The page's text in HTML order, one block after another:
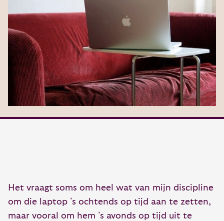
Het vraagt soms om heel wat van mijn discipline
om die laptop ’s ochtends op tijd aan te zetten,
maar vooral om hem ’s avonds op tijd uit te